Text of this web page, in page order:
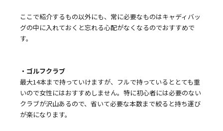
ここで紹介するもの以外にも、常に必要なものはキャディバッ
グの中に入れておくと忘れる心配がなくなるのでおすすめで
す。
・ゴルフクラブ
最大14本まで持っていけますが、フルで持っているととても重
いので女性にはおすすめしません。特に初心者には必要のない
クラブが沢山あるので、省いて必要な本数まで絞ると持ち運び
が楽になります。